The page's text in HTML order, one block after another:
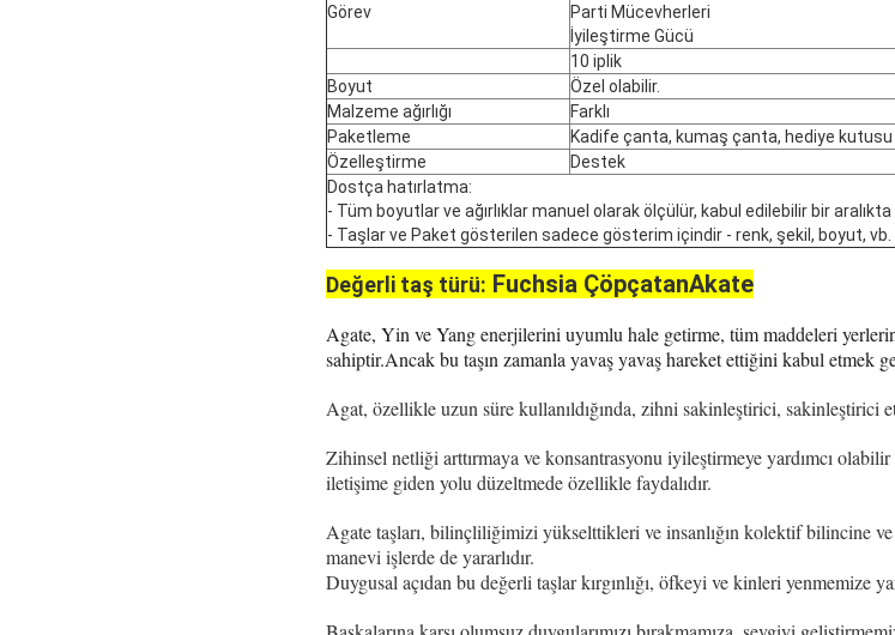
Görev
Parti Mücevherleri
İyileştirme Gücü
10 iplik
Boyut
Özel olabilir.
Malzeme ağırlığı
Farklı
Paketleme
Kadife çanta, kumaş çanta, hediye kutusu
Özelleştirme
Destek
Dostça hatırlatma:
- Tüm boyutlar ve ağırlıklar manuel olarak ölçülür, kabul edilebilir bir aralıkta
- Taşlar ve Paket gösterilen sadece gösterim içindir - renk, şekil, boyut, vb.
Değerli taş türü: Fuchsia ÇöpçatanAkate
Agate, Yin ve Yang enerjilerini uyumlu hale getirme, tüm maddeleri
sahiptir.Ancak bu taşın zamanla yavaş yavaş hareket ettiğini kabul etmek
Agat, özellikle uzun süre kullanıldığında, zihni sakinleştirici, sakinleştirici
Zihinsel netliği arttırmaya ve konsantrasyonu iyileştirmeye yardımcı
iletişime giden yolu düzeltmede özellikle faydalıdır.
Agate taşları, bilinçliliğimizi yükselttikleri ve insanlığın kolektif bilincine
manevi işlerde de yararlıdır.
Duygusal açıdan bu değerli taşlar kırgınlığı, öfkeyi ve kinleri yenmemize